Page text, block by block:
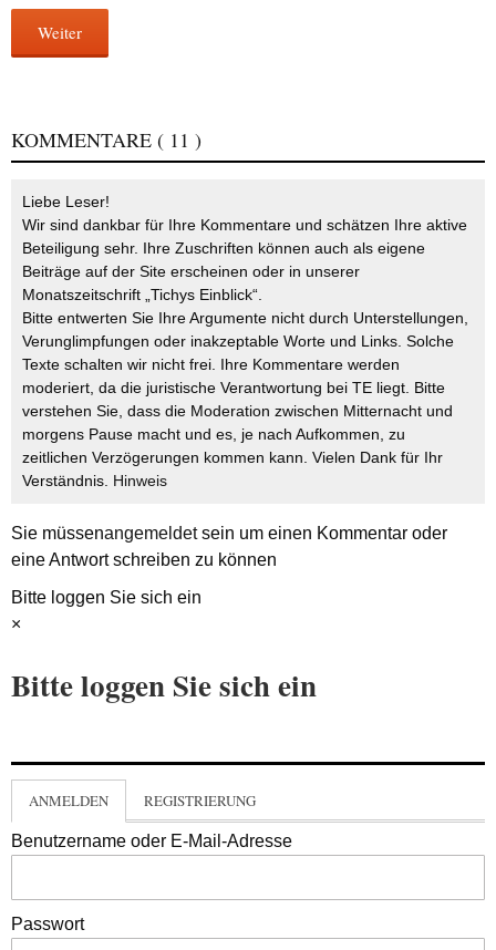
Weiter
KOMMENTARE ( 11 )
Liebe Leser!
Wir sind dankbar für Ihre Kommentare und schätzen Ihre aktive
Beteiligung sehr. Ihre Zuschriften können auch als eigene
Beiträge auf der Site erscheinen oder in unserer
Monatszeitschrift „Tichys Einblick“.
Bitte entwerten Sie Ihre Argumente nicht durch Unterstellungen,
Verunglimpfungen oder inakzeptable Worte und Links. Solche
Texte schalten wir nicht frei. Ihre Kommentare werden
moderiert, da die juristische Verantwortung bei TE liegt. Bitte
verstehen Sie, dass die Moderation zwischen Mitternacht und
morgens Pause macht und es, je nach Aufkommen, zu
zeitlichen Verzögerungen kommen kann. Vielen Dank für Ihr
Verständnis. Hinweis
Sie müssenangemeldetsein um einen Kommentar oder
eine Antwort schreiben zu können
Bitte loggen Sie sich ein
×
Bitte loggen Sie sich ein
ANMELDEN REGISTRIERUNG
Benutzername oder E-Mail-Adresse
Passwort